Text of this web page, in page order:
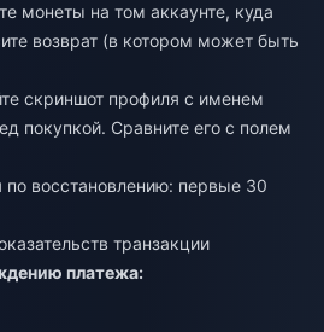
монеты на том аккаунте, куда
возврат (в котором может быть
скриншот профиля с именем
покупкой. Сравните его с полем
восстановлению: первые 30
транзакции
платежа: